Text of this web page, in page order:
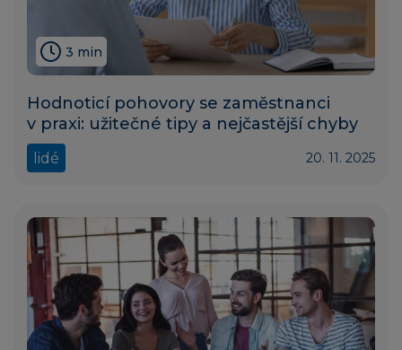
3 min
Hodnoticí pohovory se zaměstnanci
v praxi: užitečné tipy a nejčastější chyby
lidé 20. 11. 2025